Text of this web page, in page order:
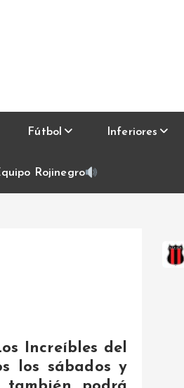
Fútbol Inferiores
Rojinegro
Increíbles del
los sábados y